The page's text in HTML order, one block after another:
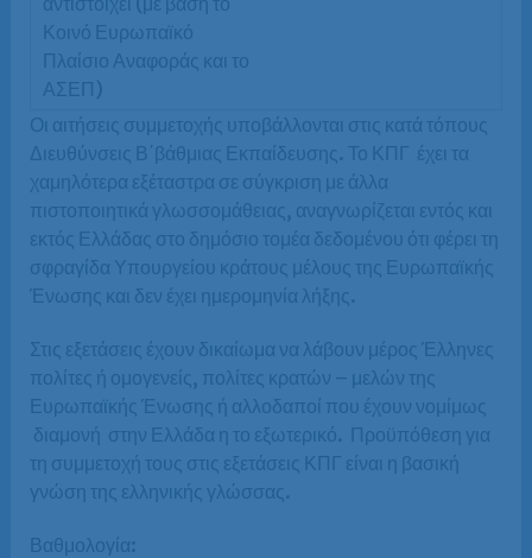
Οι αιτήσεις συμμετοχής υποβάλλονται στις κατά τόπους
Διευθύνσεις Β΄βάθμιας Εκπαίδευσης. Το ΚΠΓ έχει τα
χαμηλότερα εξέταστρα σε σύγκριση με άλλα
πιστοποιητικά γλωσσομάθειας, αναγνωρίζεται εντός και
εκτός Ελλάδας στο δημόσιο τομέα δεδομένου ότι φέρει τη
σφραγίδα Υπουργείου κράτους μέλους της Ευρωπαϊκής
Ένωσης και δεν έχει ημερομηνία λήξης.
Στις εξετάσεις έχουν δικαίωμα να λάβουν μέρος Έλληνες
πολίτες ή ομογενείς, πολίτες κρατών – μελών της
Ευρωπαϊκής Ένωσης ή αλλοδαποί που έχουν νομίμως
διαμονή στην Ελλάδα η το εξωτερικό. ​ Προϋπόθεση για
τη συμμετοχή τους στις εξετάσεις ΚΠΓ είναι η βασική
γνώση της ελληνικής γλώσσας.
​Βαθμολογία: